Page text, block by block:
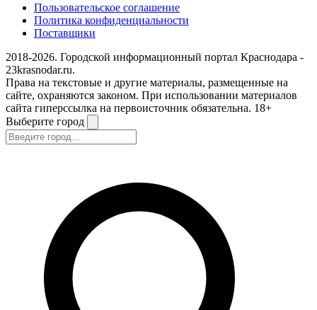
Пользовательское соглашение
Политика конфиденциальности
Поставщики
2018-2026. Городской информационный портал Краснодара -
23krasnodar.ru.
Права на текстовые и другие материалы, размещенные на
сайте, охраняются законом. При использовании материалов
сайта гиперссылка на первоисточник обязательна. 18+
Выберите город